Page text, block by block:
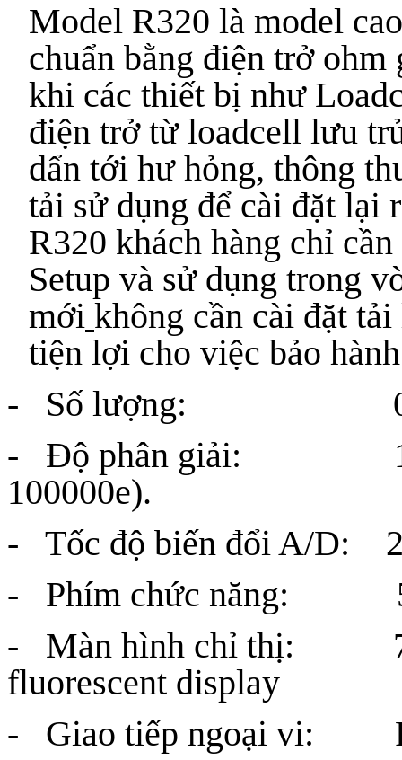
Model R320 là model
chuẩn bằng điện trở
khi các thiết bị như
điện trở từ loadcell lưu
dẩn tới hư hỏng, thông
tải sử dụng để cài đặt lại
R320 khách hàng chỉ
Setup và sử dụng trong
mới không cần cài đặt
tiện lợi cho việc bảo
- Số lượng: 01
- Độ phân giải:
100000e).
- Tốc độ biến đổi A/D:
- Phím chức năng: 5
- Màn hình chỉ thị: 7
fluorescent display
- Giao tiếp ngoại vi: